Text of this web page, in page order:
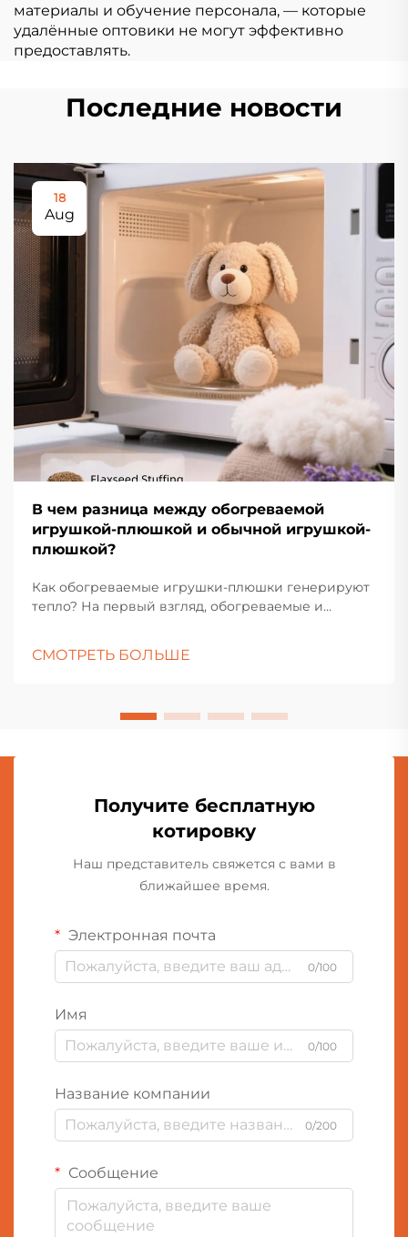
материалы и обучение персонала, — которые
удалённые оптовики не могут эффективно
предоставлять.
Последние новости
18
Aug
В чем разница между обогреваемой
игрушкой-плюшкой и обычной игрушкой-
плюшкой?
Как обогреваемые игрушки-плюшки генерируют
тепло? На первый взгляд, обогреваемые и
наполнитель внутри совсем разный. Помимо
СМОТРЕТЬ БОЛЬШЕ
Получите бесплатную
котировку
Наш представитель свяжется с вами в
ближайшее время.
Электронная почта
0/100
Имя
0/100
Название компании
0/200
Сообщение